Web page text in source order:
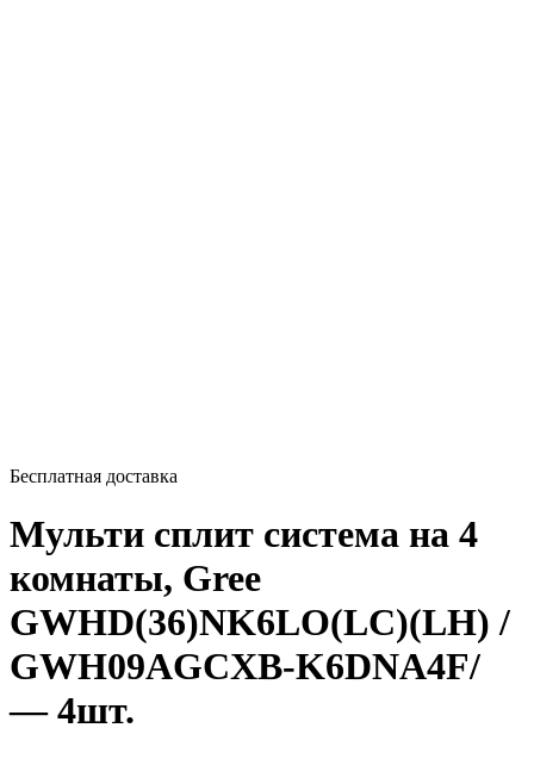
Бесплатная доставка
Мульти сплит система на 4
комнаты, Gree
GWHD(36)NK6LO(LC)(LH) /
GWH09AGCXB-K6DNA4F/
— 4шт.